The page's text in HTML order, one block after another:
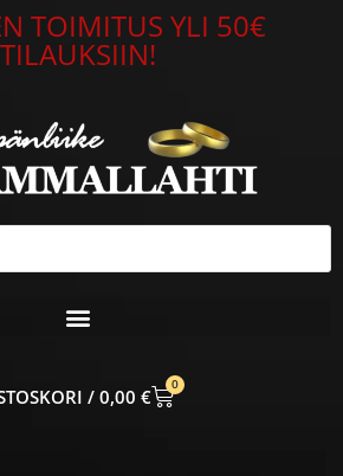
TOIMITUS YLI 50€
TILAUKSIIN!
0,00 €
0
CART